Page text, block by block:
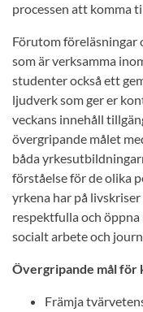
processen att komma
Förutom föreläsningar
som är verksamma
studenter också ett
ljudverk som ger er
veckans innehåll
övergripande målet
båda
förståelse för de olika
yrkena har på
respektfulla och
socialt arbete och
Övergripande mål för
Främja